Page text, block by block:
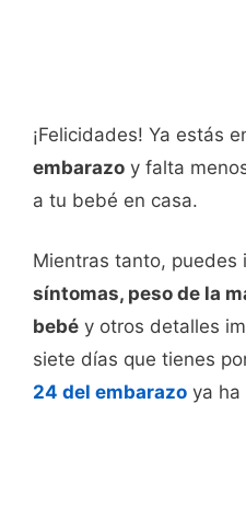
¡Felicidades! Ya estás
embarazo y falta
a tu bebé en casa.
Mientras tanto, puedes
síntomas, peso de la
bebé y otros detalles
siete días que tienes
24 del embarazo ya ha